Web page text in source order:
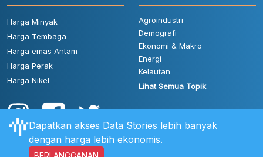
Harga Minyak
Harga Tembaga
Harga emas Antam
Harga Perak
Harga Nikel
Agroindustri
Demografi
Ekonomi & Makro
Energi
Kelautan
Lihat Semua Topik
Dapatkan akses Data Stories lebih banyak
dengan harga lebih ekonomis.